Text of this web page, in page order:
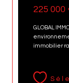
225 000
GLOBAL
immobilier